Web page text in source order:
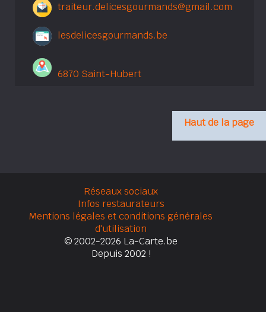
traiteur.delicesgourmands@gmail.com
lesdelicesgourmands.be
6870 Saint-Hubert
Haut de la page
Réseaux sociaux
Infos restaurateurs
Mentions légales et conditions générales
d'utilisation
© 2002-2026 La-Carte.be
Depuis 2002 !